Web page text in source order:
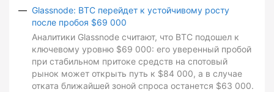
Glassnode: BTC перейдет к устойчивому росту
после пробоя $69 000
Аналитики Glassnode считают, что BTC подошел к
ключевому уровню $69 000: его уверенный пробой
при стабильном притоке средств на спотовый
рынок может открыть путь к $84 000, а в случае
отката ближайшей зоной спроса останется $63 000.